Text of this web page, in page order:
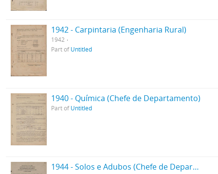
1942 - Carpintaria (Engenharia Rural)
1942
Part ofUntitled
1940 - Química (Chefe de Departamento)
Part ofUntitled
1944 - Solos e Adubos (Chefe de Departamento)